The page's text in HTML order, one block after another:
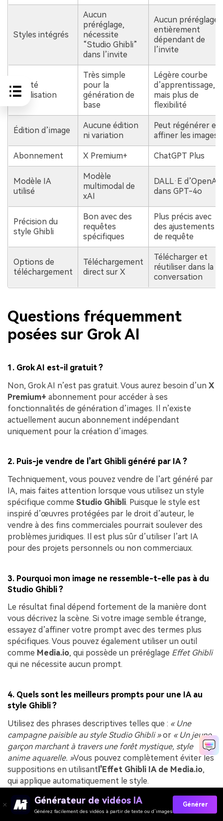
Styles intégrés
Aucun
préréglage,
nécessite
“Studio Ghibli”
dans l’invite
Aucun préréglage,
entièrement
dépendant de
l’invite
Facilité
d’utilisation
Très simple
pour la
génération de
base
Légère courbe
d’apprentissage,
mais plus de
flexibilité
Édition d’image
Aucune édition
ni variation
Peut régénérer et
affiner les images
Abonnement X Premium+ ChatGPT Plus
Modèle IA
utilisé
Modèle
multimodal de
xAI
DALL·E d’OpenAI
dans GPT-4o
Précision du
style Ghibli
Bon avec des
requêtes
spécifiques
Plus précis avec
des ajustements
de requête
Options de
téléchargement
Téléchargement
direct sur X
Télécharger et
réutiliser dans la
conversation
Questions fréquemment
posées sur Grok AI
1. Grok AI est-il gratuit ?
Non, Grok AI n’est pas gratuit. Vous aurez besoin d’un X
Premium+ abonnement pour accéder à ses
fonctionnalités de génération d’images. Il n’existe
actuellement aucun abonnement indépendant
uniquement pour la création d’images.
2. Puis-je vendre de l’art Ghibli généré par IA ?
Techniquement, vous pouvez vendre de l’art généré par
IA, mais faites attention lorsque vous utilisez un style
spécifique comme Studio Ghibli. Puisque le style est
inspiré d’œuvres protégées par le droit d’auteur, le
vendre à des fins commerciales pourrait soulever des
problèmes juridiques. Il est plus sûr d’utiliser l’art IA
pour des projets personnels ou non commerciaux.
3. Pourquoi mon image ne ressemble-t-elle pas à du
Studio Ghibli ?
Le résultat final dépend fortement de la manière dont
vous décrivez la scène. Si votre image semble étrange,
essayez d’affiner votre prompt avec des termes plus
spécifiques. Vous pouvez également utiliser un outil
comme Media.io, qui possède un préréglage Effet Ghibli
qui ne nécessite aucun prompt.
4. Quels sont les meilleurs prompts pour une IA au
style Ghibli ?
Utilisez des phrases descriptives telles que : « Une
campagne paisible au style Studio Ghibli »or « Un jeune
garçon marchant à travers une forêt mystique, style
anime aquarelle. »Vous pouvez complètement éviter les
suppositions en utilisant l'Effet Ghibli IA de Media.io,
qui applique automatiquement le style.
Lukas Schneider
Jul 03, 26
Générateur de vidéos IA
Générez facilement des vidéos à partir de texte ou d’images
Générer